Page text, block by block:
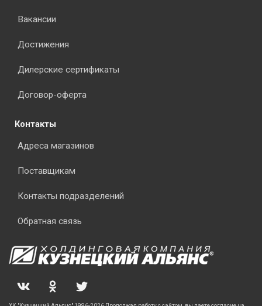
Вакансии
Достижения
Дилерские сертификаты
Договор-оферта
Контакты
Адреса магазинов
Поставщикам
Контакты подразделений
Обратная связь